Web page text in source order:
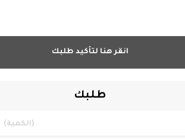
انقر هنا لتأكيد طلبك
طلبك
الكمية